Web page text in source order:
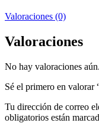
Valoraciones (0)
Valoraciones
No hay valoraciones aún.
Sé el primero en
Tu dirección de correo
obligatorios están